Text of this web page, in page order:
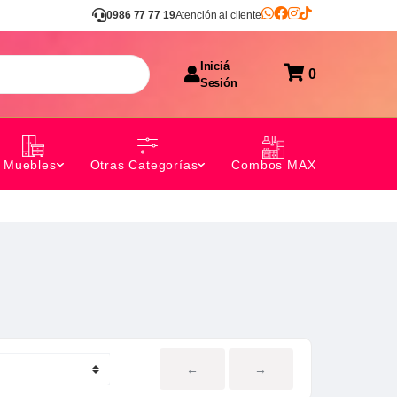
0986 77 77 19Atención al cliente
Iniciá
Sesión
0
Muebles Otras Categorías Combos MAX
← →